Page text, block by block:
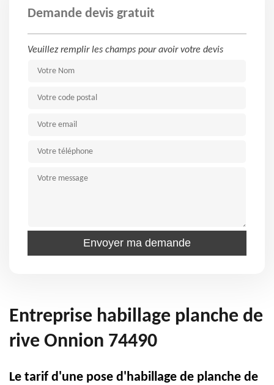
Demande devis gratuit
Veuillez remplir les champs pour avoir votre devis
Entreprise habillage planche de
rive Onnion 74490
Le tarif d'une pose d'habillage de planche de